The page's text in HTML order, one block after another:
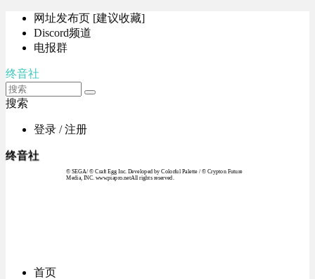
网址发布页 [建议收藏]
Discord频道
电报群
终音社
搜索
登录 / 注册
终音社
© SEGA / © Craft Egg Inc. Developed by Colorful Palette / © Crypton Future
Media, INC. www.piapro.netAll rights reserved.
首页